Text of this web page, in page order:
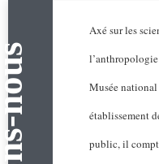
Axé sur les
l’anthropologie
Musée
établissement
public, il